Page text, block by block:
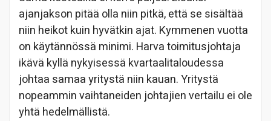
ajanjakson pitää olla niin pitkä, että se sisältää
niin heikot kuin hyvätkin ajat. Kymmenen vuotta
on käytännössä minimi. Harva toimitusjohtaja
ikävä kyllä nykyisessä kvartaalitaloudessa
johtaa samaa yritystä niin kauan. Yritystä
nopeammin vaihtaneiden johtajien vertailu ei ole
yhtä hedelmällistä.